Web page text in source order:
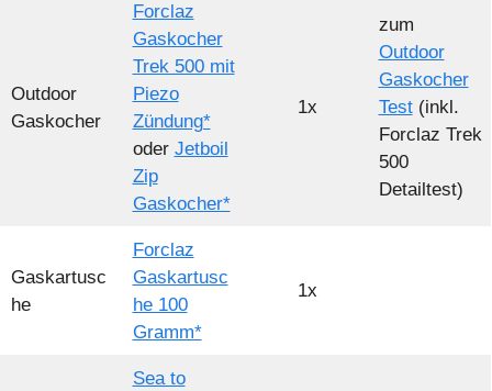
Outdoor
Gaskocher
Forclaz
Gaskocher
Trek 500 mit
Piezo
Zündung*
oder Jetboil
Zip
Gaskocher*
1x
zum
Outdoor
Gaskocher
Test(inkl.
Forclaz Trek
500
Detailtest)
Gaskartusc
he
Forclaz
Gaskartusc
he 100
Gramm*
1x
Sea to